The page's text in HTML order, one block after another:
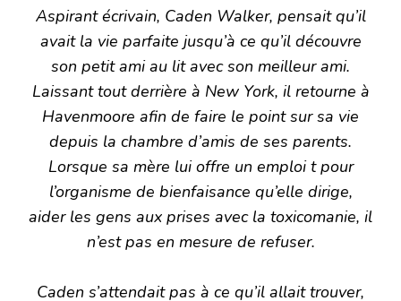
Aspirant écrivain, Caden Walker, pensait qu’il
avait la vie parfaite jusqu’à ce qu’il découvre
son petit ami au lit avec son meilleur ami.
Laissant tout derrière à New York, il retourne à
Havenmoore afin de faire le point sur sa vie
depuis la chambre d’amis de ses parents.
Lorsque sa mère lui offre un emploi t pour
l’organisme de bienfaisance qu’elle dirige,
aider les gens aux prises avec la toxicomanie, il
n’est pas en mesure de refuser.
Caden s’attendait pas à ce qu’il allait trouver,